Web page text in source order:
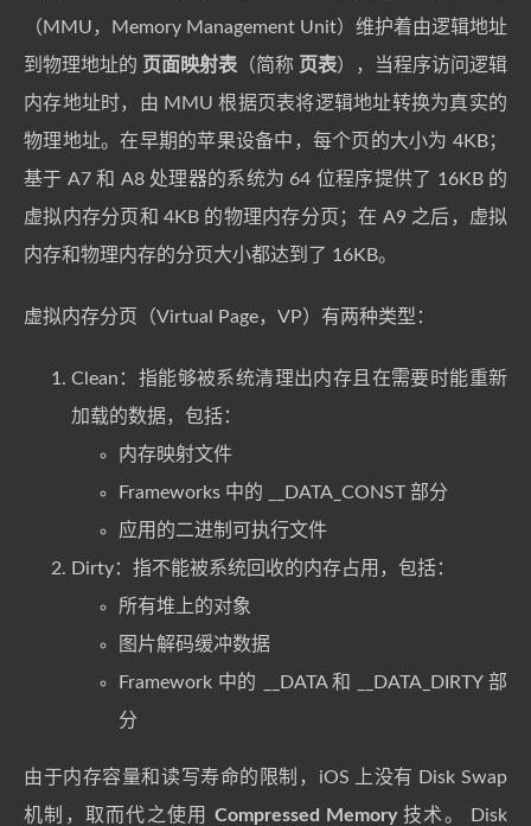
（MMU，Memory Management Unit）维护着由逻辑地址
到物理地址的 页面映射表 （简称 页表），当程序访问逻辑
内存地址时，由 MMU 根据页表将逻辑地址转换为真实的
物理地址。在早期的苹果设备中，每个页的大小为 4KB；
基于 A7 和 A8 处理器的系统为 64 位程序提供了 16KB 的
虚拟内存分页和 4KB 的物理内存分页；在 A9 之后，虚拟
内存和物理内存的分页大小都达到了 16KB。
虚拟内存分页（Virtual Page，VP）有两种类型：
Clean：指能够被系统清理出内存且在需要时能重新
加载的数据，包括：
内存映射文件
Frameworks 中的 __DATA_CONST 部分
应用的二进制可执行文件
Dirty：指不能被系统回收的内存占用，包括：
所有堆上的对象
图片解码缓冲数据
Framework 中的 __DATA 和 __DATA_DIRTY 部
分
由于内存容量和读写寿命的限制，iOS 上没有 Disk Swap
机制，取而代之使用 Compressed Memory技术。 Disk